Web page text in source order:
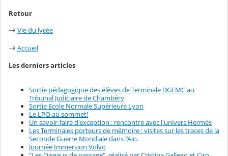
Retour
→ Vie du lycée
→ Accueil
Les derniers articles
Sortie pédagogique des élèves de Terminale DGEMC au
Tribunal Judiciaire de Chambéry
Sortie Ecole Normale Supérieure Lyon
Le LPO au sommet!
Un savoir-faire d'exception : rencontre avec l'univers Hermès
Les Terminales porteurs de mémoire : visites sur les traces de la
Seconde Guerre Mondiale dans l’Ain.
Journée Immersion Volvo